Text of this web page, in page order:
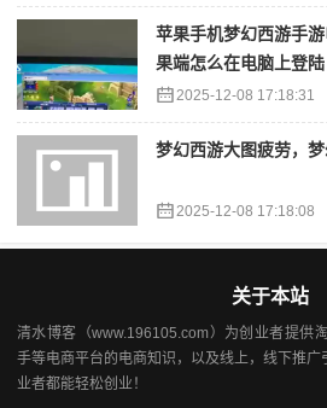
苹果手机梦幻西游手
果端怎么在电脑上登陆
2025-12-08 17:18:31
梦幻西游大图疲劳，
2025-12-08 17:18:08
关于本站
清水博客（www.196105.com）为创业者提供
手等电商平台的电商知识，以及线上，线下推广
业者都能轻松创业！